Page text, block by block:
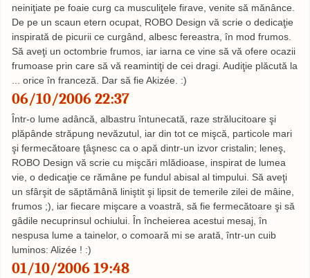
neiniţiate pe foaie curg ca musculiţele firave, venite să mănânce.
De pe un scaun etern ocupat, ROBO Design vă scrie o dedicaţie
inspirată de picurii ce curgând, albesc fereastra, în mod frumos.
Să aveţi un octombrie frumos, iar iarna ce vine să vă ofere ocazii
frumoase prin care să vă reamintiţi de cei dragi. Audiţie plăcută la
... orice în franceză. Dar să fie Akizée. :)
06/10/2006 22:37
Într-o lume adâncă, albastru întunecată, raze strălucitoare şi
plăpânde străpung nevăzutul, iar din tot ce mişcă, particole mari
şi fermecătoare ţâşnesc ca o apă dintr-un izvor cristalin; leneş,
ROBO Design vă scrie cu mişcări mlădioase, inspirat de lumea
vie, o dedicaţie ce rămâne pe fundul abisal al timpului. Să aveţi
un sfârşit de săptămână liniştit şi lipsit de temerile zilei de mâine,
frumos ;), iar fiecare mişcare a voastră, să fie fermecătoare şi să
gâdile necuprinsul ochiului. În încheierea acestui mesaj, în
nespusa lume a tainelor, o comoară mi se arată, într-un cuib
luminos: Alizée ! :)
01/10/2006 19:48